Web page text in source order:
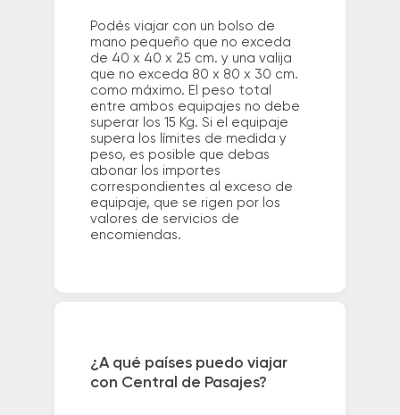
Podés viajar con un bolso de
mano pequeño que no exceda
de 40 x 40 x 25 cm. y una valija
que no exceda 80 x 80 x 30 cm.
como máximo. El peso total
entre ambos equipajes no debe
superar los 15 Kg. Si el equipaje
supera los límites de medida y
peso, es posible que debas
abonar los importes
correspondientes al exceso de
equipaje, que se rigen por los
valores de servicios de
encomiendas.
¿A qué países puedo viajar
con Central de Pasajes?